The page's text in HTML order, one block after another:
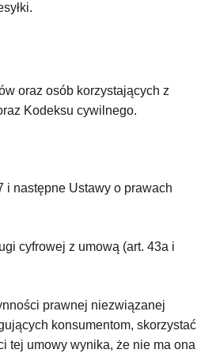
oraz osób korzystających z
Kodeksu cywilnego.
i następne Ustawy o prawach
cyfrowej z umową (art. 43a i
prawnej niezwiązanej
konsumentom, skorzystać
tej umowy wynika, że nie ma ona